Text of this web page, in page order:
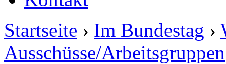
Startseite › Im Bundestag ›
Ausschüsse/Arbeitsgruppen